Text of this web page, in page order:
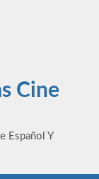
Cine
Español Y